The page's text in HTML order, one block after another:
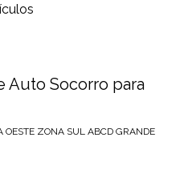
Auto Socorro para
OESTE ZONA SUL ABCD GRANDE